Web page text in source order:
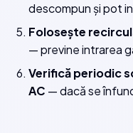
descompun și pot
Folosește
— previne intrarea
Verifică periodic
AC — dacă se